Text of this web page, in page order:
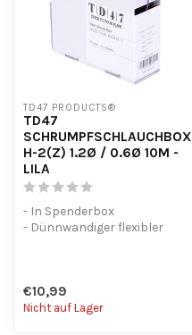
TD47 PRODUCTS®
TD47
SCHRUMPFSCHLAUCHBOX
H-2(Z) 1.2Ø / 0.6Ø 10M -
LILA
- In Spenderbox
- Dünnwandiger flexibler
€10,99
Nicht auf Lager